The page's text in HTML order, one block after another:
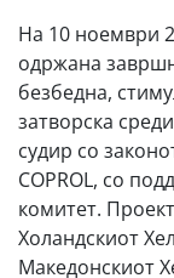
На 10 ноември
одржана
безбедна,
затворска
судир со
COPROL, со
комитет.
Холандскиот
Македонскиот